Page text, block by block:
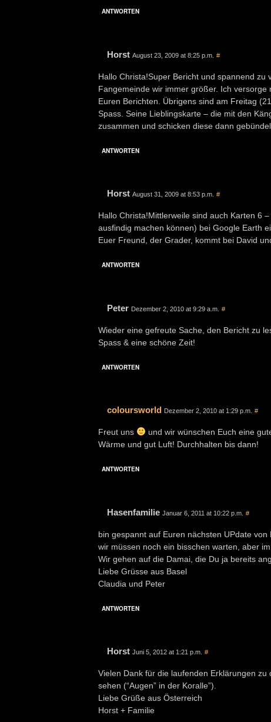
ANTWORTEN
Horst August 23, 2009 at 8:25 p.m. #
Hallo Christa!Super Bericht und spannend
Fangemeinde wir immer größer. Ich
Euren Berichten. Übrigens sind am Freitag
Spass. Seine Lieblingskarte – die mit den
zusammen und schicken diese dann
ANTWORTEN
Horst August 31, 2009 at 8:53 p.m. #
Hallo Christa!Mittlerweile sind auch Karten 6
ausfindig machen können) bei Google Earth
Euer Freund, der Grader, kommt bei David
ANTWORTEN
Peter Dezember 2, 2010 at 9:29 a.m. #
Wieder eine gefreute Sache, den Bericht zu
Spass & eine schöne Zeit!
ANTWORTEN
coloursworld Dezember 2, 2010 at 1:29 p.m. #
Freut uns
und wir wünschen Euch eine
Wärme und gut Luft! Durchhalten bis dann!
ANTWORTEN
Hasenfamilie Januar 6, 2011 at 10:22 p.m. #
bin gespannt auf Euren nächsten UPdate von
wir müssen noch ein bisschen warten, aber
Wir gehen auf die Damai, die Du ja bereits
Liebe Grüsse aus Basel
Claudia und Peter
ANTWORTEN
Horst Juni 5, 2012 at 1:21 p.m. #
Vielen Dank für die laufenden Erklärungen
sehen (“Augen” in der Koralle”).
Liebe Grüße aus Österreich
Horst + Familie